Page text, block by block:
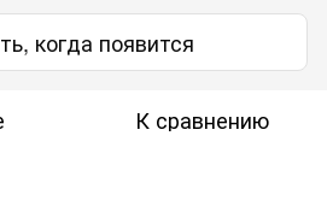
когда появится
К сравнению